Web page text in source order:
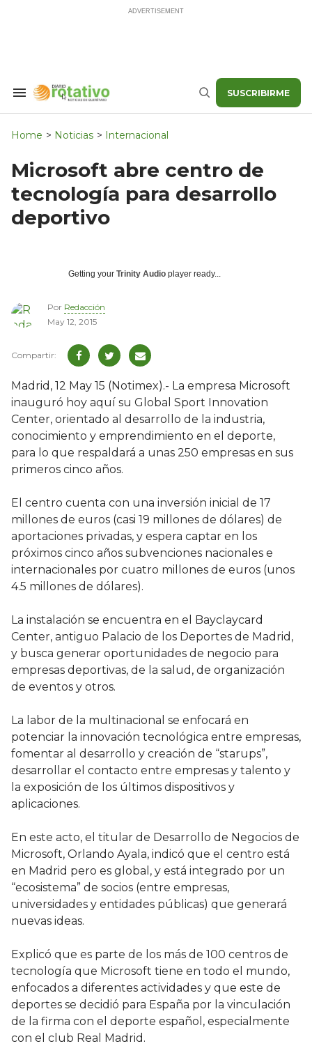
Search
Navigation
Buscar SUSCRIBIRME
Home > Noticias > Internacional
Microsoft abre centro de
tecnología para desarrollo
deportivo
Getting your Trinity Audio player ready...
Por Redacción
May 12, 2015
Madrid, 12 May 15 (Notimex).- La empresa Microsoft
inauguró hoy aquí su Global Sport Innovation
Center, orientado al desarrollo de la industria,
conocimiento y emprendimiento en el deporte,
para lo que respaldará a unas 250 empresas en sus
primeros cinco años.
El centro cuenta con una inversión inicial de 17
millones de euros (casi 19 millones de dólares) de
aportaciones privadas, y espera captar en los
próximos cinco años subvenciones nacionales e
internacionales por cuatro millones de euros (unos
4.5 millones de dólares).
La instalación se encuentra en el Bayclaycard
Center, antiguo Palacio de los Deportes de Madrid,
y busca generar oportunidades de negocio para
empresas deportivas, de la salud, de organización
de eventos y otros.
La labor de la multinacional se enfocará en
potenciar la innovación tecnológica entre empresas,
fomentar al desarrollo y creación de “starups”,
desarrollar el contacto entre empresas y talento y
la exposición de los últimos dispositivos y
aplicaciones.
En este acto, el titular de Desarrollo de Negocios de
Microsoft, Orlando Ayala, indicó que el centro está
en Madrid pero es global, y está integrado por un
“ecosistema” de socios (entre empresas,
universidades y entidades públicas) que generará
nuevas ideas.
Explicó que es parte de los más de 100 centros de
tecnología que Microsoft tiene en todo el mundo,
enfocados a diferentes actividades y que este de
deportes se decidió para España por la vinculación
de la firma con el deporte español, especialmente
con el club Real Madrid.